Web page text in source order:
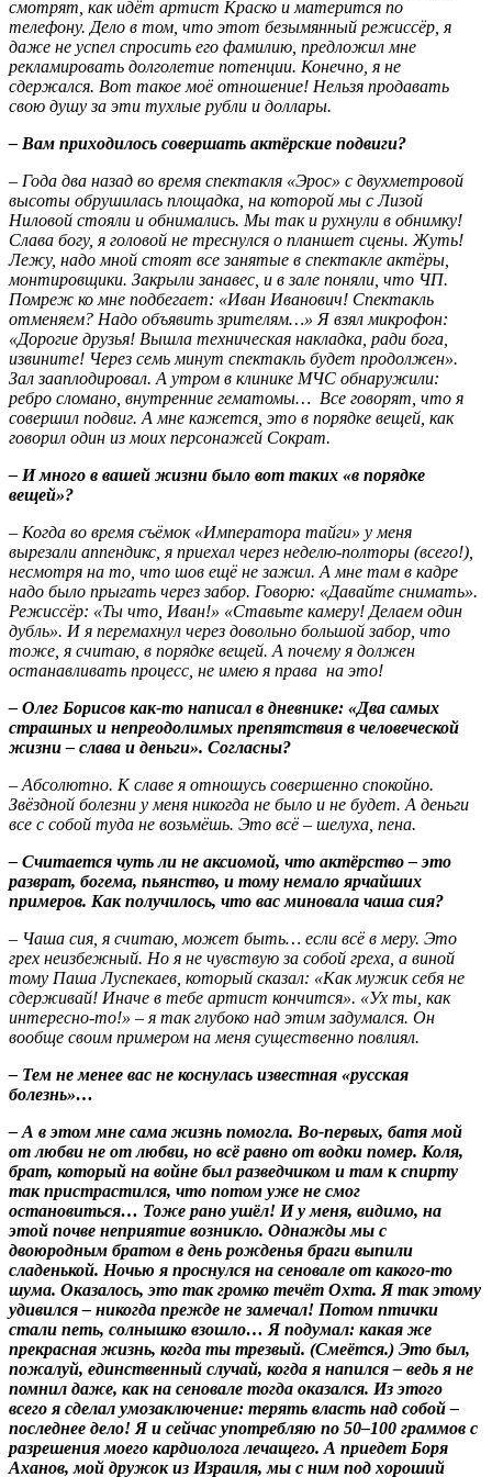
смотрят, как идёт артист Краско и матерится по
телефону. Дело в том, что этот безымянный режиссёр, я
даже не успел спросить его фамилию, предложил мне
рекламировать долголетие потенции. Конечно, я не
сдержался. Вот такое моё отношение! Нельзя продавать
свою душу за эти тухлые рубли и доллары.
– Вам приходилось совершать актёрские подвиги?
– Года два назад во время спектакля «Эрос» с двухметровой
высоты обрушилась площадка, на которой мы с Лизой
Ниловой стояли и обнимались. Мы так и рухнули в обнимку!
Слава богу, я головой не треснулся о планшет сцены. Жуть!
Лежу, надо мной стоят все занятые в спектакле актёры,
монтировщики. Закрыли занавес, и в зале поняли, что ЧП.
Помреж ко мне подбегает: «Иван Иванович! Спектакль
отменяем? Надо объявить зрителям…» Я взял микрофон:
«Дорогие друзья! Вышла техническая накладка, ради бога,
извините! Через семь минут спектакль будет продолжен».
Зал зааплодировал. А утром в клинике МЧС обнаружили:
ребро сломано, внутренние гематомы… Все говорят, что я
совершил подвиг. А мне кажется, это в порядке вещей, как
говорил один из моих персонажей Сократ.
– И много в вашей жизни было вот таких «в порядке
вещей»?
– Когда во время съёмок «Императора тайги» у меня
вырезали аппендикс, я приехал через неделю-полторы (всего!),
несмотря на то, что шов ещё не зажил. А мне там в кадре
надо было прыгать через забор. Говорю: «Давайте снимать».
Режиссёр: «Ты что, Иван!» «Ставьте камеру! Делаем один
дубль». И я перемахнул через довольно большой забор, что
тоже, я считаю, в порядке вещей. А почему я должен
останавливать процесс, не имею я права на это!
– Олег Борисов как-то написал в дневнике: «Два самых
страшных и непреодолимых препятствия в человеческой
жизни – слава и деньги». Согласны?
– Абсолютно. К славе я отношусь совершенно спокойно.
Звёздной болезни у меня никогда не было и не будет. А деньги
все с собой туда не возьмёшь. Это всё – шелуха, пена.
– Считается чуть ли не аксиомой, что актёрство – это
разврат, богема, пьянство, и тому немало ярчайших
примеров. Как получилось, что вас миновала чаша сия?
– Чаша сия, я считаю, может быть… если всё в меру. Это
грех неизбежный. Но я не чувствую за собой греха, а виной
тому Паша Луспекаев, который сказал: «Как мужик себя не
сдерживай! Иначе в тебе артист кончится». «Ух ты, как
интересно-то!» – я так глубоко над этим задумался. Он
вообще своим примером на меня существенно повлиял.
– Тем не менее вас не коснулась известная «русская
болезнь»…
– А в этом мне сама жизнь помогла. Во-первых, батя мой
от любви не от любви, но всё равно от водки помер. Коля,
брат, который на войне был разведчиком и там к спирту
так пристрастился, что потом уже не смог
остановиться… Тоже рано ушёл! И у меня, видимо, на
этой почве неприятие возникло. Однажды мы с
двоюродным братом в день рожденья браги выпили
сладенькой. Ночью я проснулся на сеновале от какого-то
шума. Оказалось, это так громко течёт Охта. Я так этому
удивился – никогда прежде не замечал! Потом птички
стали петь, солнышко взошло… Я подумал: какая же
прекрасная жизнь, когда ты трезвый. (Смеётся.) Это был,
пожалуй, единственный случай, когда я напился – ведь я не
помнил даже, как на сеновале тогда оказался. Из этого
всего я сделал умозаключение: терять власть над собой –
последнее дело! Я и сейчас употребляю по 50–100 граммов с
разрешения моего кардиолога лечащего. А приедет Боря
Аханов, мой дружок из Израиля, мы с ним под хороший